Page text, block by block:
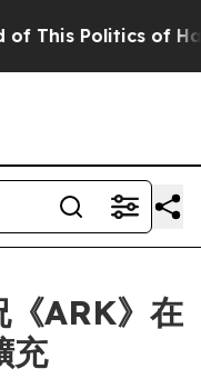
Politics of
ARK》在
充